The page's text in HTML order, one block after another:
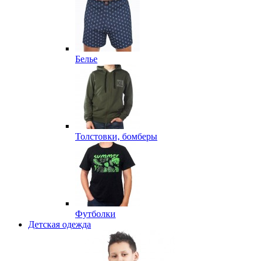
Белье
Толстовки, бомберы
Футболки
Детская одежда